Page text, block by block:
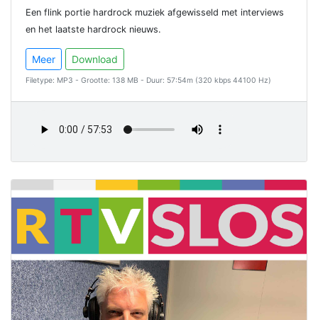
Een flink portie hardrock muziek afgewisseld met interviews
en het laatste hardrock nieuws.
Meer Download
Filetype: MP3 - Grootte: 138 MB - Duur: 57:54m (320 kbps 44100 Hz)